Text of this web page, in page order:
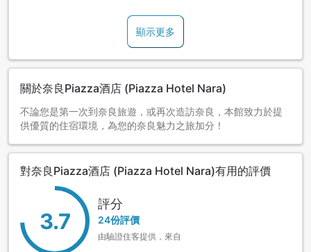
顯示更多
關於奈良Piazza酒店 (Piazza Hotel Nara)
不論您是第一次到奈良旅遊，或再次造訪奈良，本館致力於提
供優質的住宿環境，為您的奈良魅力之旅加分！
對奈良Piazza酒店 (Piazza Hotel Nara)有用的評價
3.7
評分
24份評價
由驗證住客提供，來自